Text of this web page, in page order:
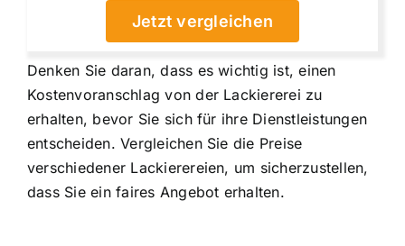
Jetzt vergleichen
Denken Sie daran, dass es wichtig ist, einen
Kostenvoranschlag von der Lackiererei zu
erhalten, bevor Sie sich für ihre Dienstleistungen
entscheiden. Vergleichen Sie die Preise
verschiedener Lackierereien, um sicherzustellen,
dass Sie ein faires Angebot erhalten.